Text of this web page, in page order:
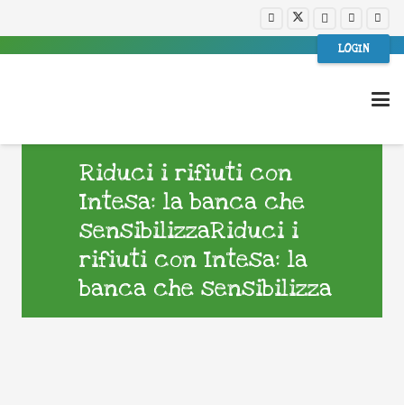
LOGIN
Riduci i rifiuti con
Intesa: la banca che
sensibilizzaRiduci i
rifiuti con Intesa: la
banca che sensibilizza